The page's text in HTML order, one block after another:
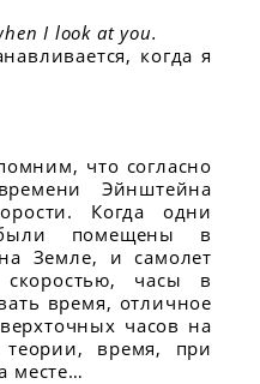
I look at you.
когда я
что согласно
Эйнштейна
Когда одни
помещены в
Земле, и самолет
часы в
время, отличное
часов на
теории, время, при
месте…